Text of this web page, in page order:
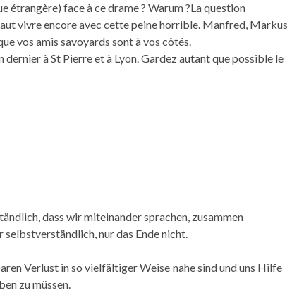
étrangère) face à ce drame ? Warum ?La question
vivre encore avec cette peine horrible. Manfred, Markus
vos amis savoyards sont à vos côtés.
dernier à St Pierre et à Lyon. Gardez autant que possible le
dass wir miteinander sprachen, zusammen
selbstverständlich, nur das Ende nicht.
Verlust in so vielfältiger Weise nahe sind und uns Hilfe
zu müssen.